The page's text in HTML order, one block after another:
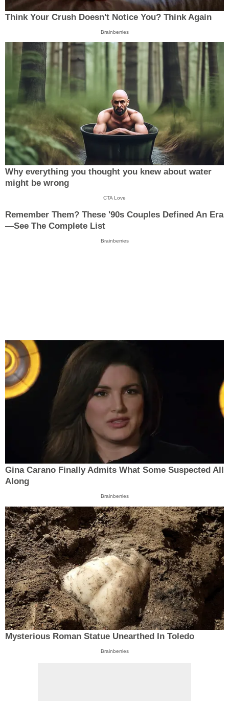
Think Your Crush Doesn't Notice You? Think Again
Brainberries
Why everything you thought you knew about water
might be wrong
CTA Love
Remember Them? These '90s Couples Defined An Era
—See The Complete List
Brainberries
Gina Carano Finally Admits What Some Suspected All
Along
Brainberries
Mysterious Roman Statue Unearthed In Toledo
Brainberries